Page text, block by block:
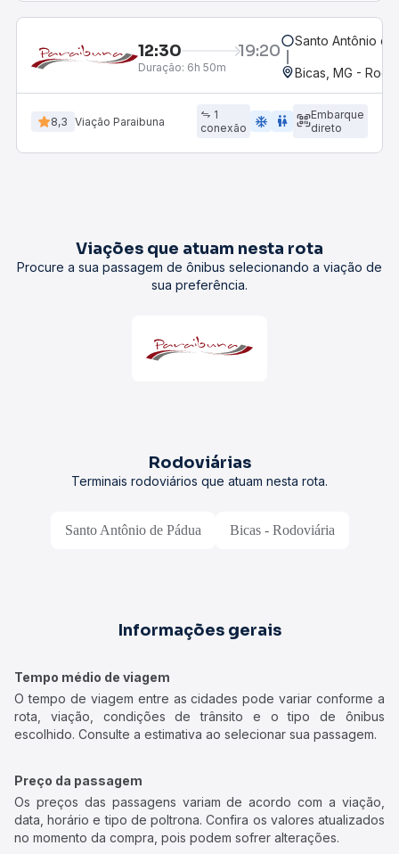
12:30 19:20
Duração: 6h 50m
Santo Antônio de
Bicas, MG -
8,3 Viação Paraibuna
1
conexão
ac_unit wc
Embarque
direto
Viações que atuam nesta rota
Procure a sua passagem de ônibus selecionando a viação de
sua preferência.
Rodoviárias
Terminais rodoviários que atuam nesta rota.
Santo Antônio de Pádua Bicas - Rodoviária
Informações gerais
Tempo médio de viagem
O tempo de viagem entre as cidades pode variar conforme a
rota, viação, condições de trânsito e o tipo de ônibus
escolhido. Consulte a estimativa ao selecionar sua passagem.
Preço da passagem
Os preços das passagens variam de acordo com a viação,
data, horário e tipo de poltrona. Confira os valores atualizados
no momento da compra, pois podem sofrer alterações.